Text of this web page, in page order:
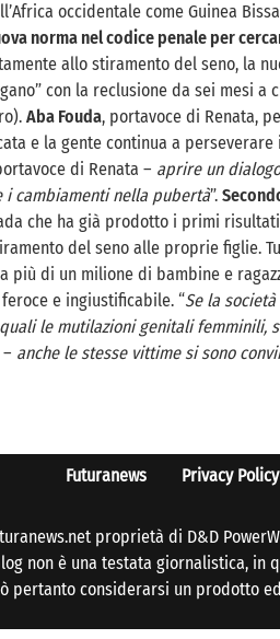
occidentale come Guinea
norma nel codice penale per
allo stiramento del seno, la
con la reclusione da sei mesi a
Aba Fouda, portavoce di Renata,
e la gente continua a
di Renata – aprire un
i cambiamenti nella pubertà”.
che ha già prodotto i primi
del seno alle proprie figlie.
più di un milione di bambine e
e ingiustificabile. “Se la
le mutilazioni genitali femminili,
anche le stesse vittime si sono
Futuranews Privacy Policy
proprietà di D&D
non è una testata giornalistica, in
pertanto considerarsi un prodotto